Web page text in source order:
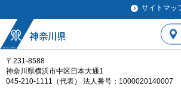
サイトマッ
〒231-8588
神奈川県横浜市中区日本大通1
045-210-1111（代表） 法人番号：1000020140007